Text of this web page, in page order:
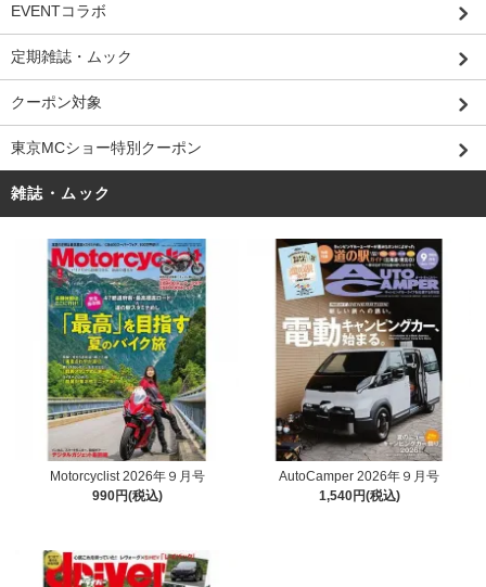
EVENTコラボ
定期雑誌・ムック
クーポン対象
東京MCショー特別クーポン
雑誌・ムック
Motorcyclist 2026年９月号
990円(税込)
AutoCamper 2026年９月号
1,540円(税込)